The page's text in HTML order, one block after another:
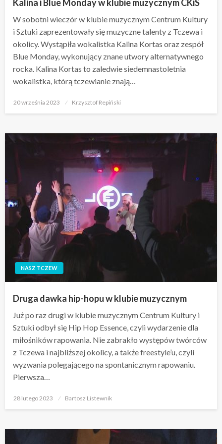
Kalina i Blue Monday w klubie muzycznym CKiS
W sobotni wieczór w klubie muzycznym Centrum Kultury
i Sztuki zaprezentowały się muzyczne talenty z Tczewa i
okolicy. Wystąpiła wokalistka Kalina Kortas oraz zespół
Blue Monday, wykonujący znane utwory alternatywnego
rocka. Kalina Kortas to zaledwie siedemnastoletnia
wokalistka, którą tczewianie znają…
Opublikowane
20 września 2023 Krzysztof Repiński
NASZ TCZEW
Druga dawka hip-hopu w klubie muzycznym
Już po raz drugi w klubie muzycznym Centrum Kultury i
Sztuki odbył się Hip Hop Essence, czyli wydarzenie dla
miłośników rapowania. Nie zabrakło występów twórców
z Tczewa i najbliższej okolicy, a także freestyle’u, czyli
wyzwania polegającego na spontanicznym rapowaniu.
Pierwsza…
Opublikowane
28 lutego 2023 Bartosz Listewnik